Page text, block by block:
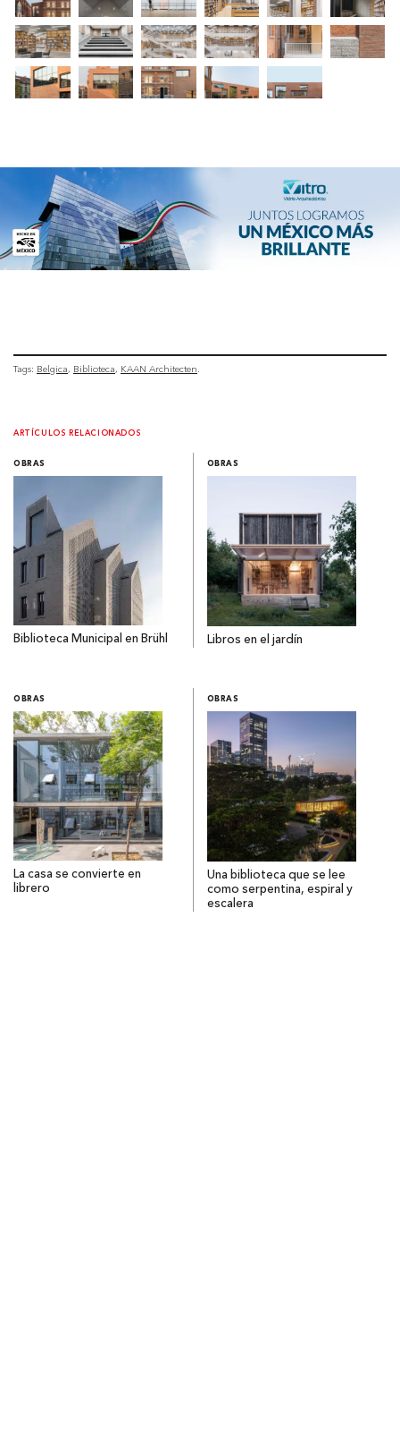
Tags: Belgica Biblioteca KAAN Architecten
ARTÍCULOS RELACIONADOS
OBRAS
Biblioteca Municipal en Brühl
OBRAS
Libros en el jardín
OBRAS
La casa se convierte en
librero
OBRAS
Una biblioteca que se lee
como serpentina, espiral y
escalera